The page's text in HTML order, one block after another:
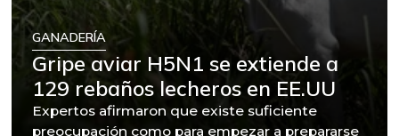
GANADERÍA
Gripe aviar H5N1 se extiende a
129 rebaños lecheros en EE.UU
Expertos afirmaron que existe suficiente
preocupación como para empezar a prepararse